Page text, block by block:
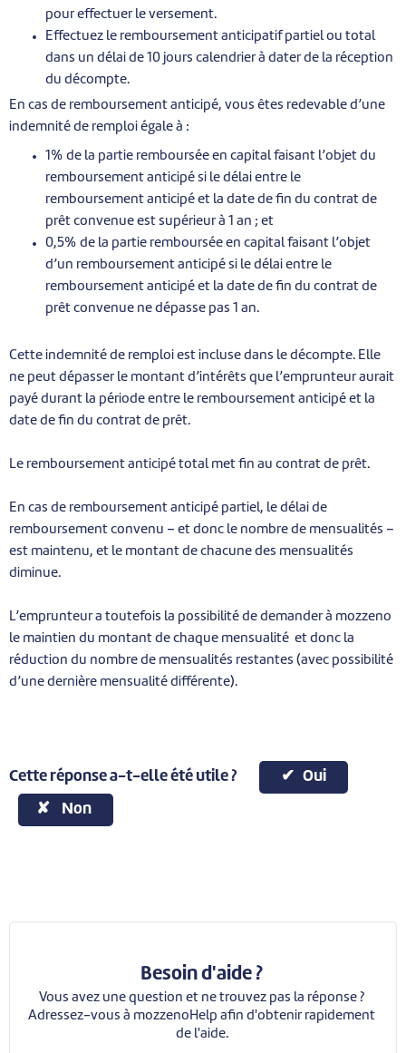
pour effectuer le versement.
Effectuez le remboursement anticipatif partiel ou total
dans un délai de 10 jours calendrier à dater de la réception
du décompte.
En cas de remboursement anticipé, vous êtes redevable d’une
indemnité de remploi égale à :
1% de la partie remboursée en capital faisant l’objet du
remboursement anticipé si le délai entre le
remboursement anticipé et la date de fin du contrat de
prêt convenue est supérieur à 1 an ; et
0,5% de la partie remboursée en capital faisant l’objet
d’un remboursement anticipé si le délai entre le
remboursement anticipé et la date de fin du contrat de
prêt convenue ne dépasse pas 1 an.
Cette indemnité de remploi est incluse dans le décompte. Elle
ne peut dépasser le montant d’intérêts que l’emprunteur aurait
payé durant la période entre le remboursement anticipé et la
date de fin du contrat de prêt.
Le remboursement anticipé total met fin au contrat de prêt.
En cas de remboursement anticipé partiel, le délai de
remboursement convenu – et donc le nombre de mensualités –
est maintenu, et le montant de chacune des mensualités
diminue.
L’emprunteur a toutefois la possibilité de demander à mozzeno
le maintien du montant de chaque mensualité et donc la
réduction du nombre de mensualités restantes (avec possibilité
d’une dernière mensualité différente).
Cette réponse a-t-elle été utile ? Oui
Non
Besoin d'aide ?
Vous avez une question et ne trouvez pas la réponse ?
Adressez-vous à mozzenoHelp afin d'obtenir rapidement
de l'aide.